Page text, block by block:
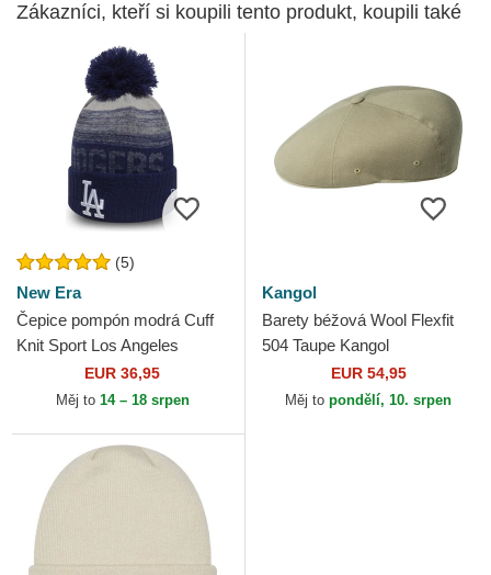
Zákazníci, kteří si koupili tento produkt, koupili také
(5)
New Era
Čepice pompón modrá Cuff
Knit Sport Los Angeles
Dodgers MLB New Era
EUR 36,95
Měj to 14 – 18 srpen
Kangol
Barety béžová Wool Flexfit
504 Taupe Kangol
EUR 54,95
Měj to pondělí, 10. srpen